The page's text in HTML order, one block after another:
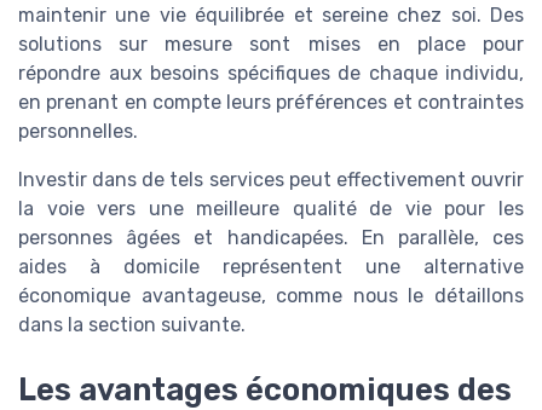
maintenir une vie équilibrée et sereine chez soi. Des
solutions sur mesure sont mises en place pour
répondre aux besoins spécifiques de chaque individu,
en prenant en compte leurs préférences et contraintes
personnelles.
Investir dans de tels services peut effectivement ouvrir
la voie vers une meilleure qualité de vie pour les
personnes âgées et handicapées. En parallèle, ces
aides à domicile représentent une alternative
économique avantageuse, comme nous le détaillons
dans la section suivante.
Les avantages économiques des